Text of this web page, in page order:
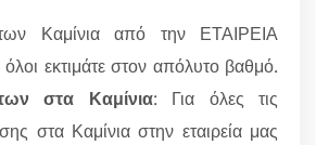
Καμίνια από την ΕΤΑΙΡΕΙΑ
εκτιμάτε στον απόλυτο βαθμό.
στα Καμίνια: Για όλες τις
στα Καμίνια στην εταιρεία μας